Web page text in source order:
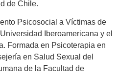
de Chile.
Psicosocial a Víctimas de
Iberoamericana y el
Formada en Psicoterapia en
en Salud Sexual del
de la Facultad de